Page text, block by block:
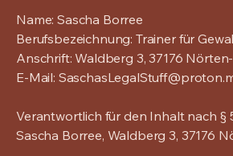
Name: Sascha Borree
Berufsbezeichnung: Trainer für
Anschrift: Waldberg 3, 37176
E-Mail:
Verantwortlich für den Inhalt nach §
Sascha Borree, Waldberg 3, 37176